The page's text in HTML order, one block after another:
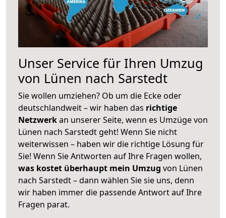
Unser Service für Ihren Umzug
von Lünen nach Sarstedt
Sie wollen umziehen? Ob um die Ecke oder
deutschlandweit – wir haben das richtige
Netzwerkan unserer Seite, wenn es Umzüge von
Lünen nach Sarstedt geht! Wenn Sie nicht
weiterwissen – haben wir die richtige Lösung für
Sie! Wenn Sie Antworten auf Ihre Fragen wollen,
was kostet überhaupt mein Umzug von Lünen
nach Sarstedt – dann wählen Sie sie uns, denn
wir haben immer die passende Antwort auf Ihre
Fragen parat.